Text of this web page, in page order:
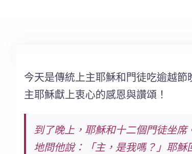
今天是傳統上主耶穌和門徒吃逾越
主耶穌獻上衷心的感恩與讚頌！
到了晚上，耶穌和十二個門徒坐
地問他說：「主，是我嗎？」耶